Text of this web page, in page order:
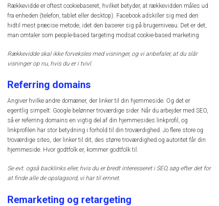
Rækkevidde er oftest cookiebaseret, hvilket betyder, at rækkevidden måles ud
fra enheden (telefon, tablet eller desktop). Facebook adskiller sig med den
hidtil mest præcise metode, idet den baserer sig på brugerniveau. Det er det,
man omtaler som people-based targeting modsat cookie-based marketing.
Rækkevidde skal ikke forveksles med visninger, og vi anbefaler, at du slår
visninger op nu, hvis du er i tvivl.
Referring domains
Angiver hvilke andre domæner, der linker til din hjemmeside. Og det er
egentlig simpelt: Google belønner troværdige sider. Når du arbejder med SEO,
så er referring domains en vigtig del af din hjemmesides linkprofil, og
linkprofilen har stor betydning i forhold til din troværdighed. Jo flere store og
troværdige sites, der linker til dit, des større troværdighed og autoritet får din
hjemmeside. Hvor godtfolk er, kommer godtfolk til.
Se evt. også backlinks eller, hvis du er bredt interesseret i SEO, søg efter det for
at finde alle de opslagsord, vi har til emnet.
Remarketing og retargeting